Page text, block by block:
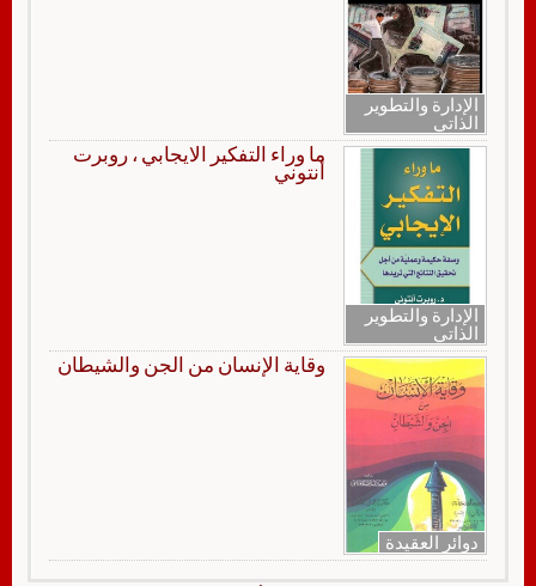
الإدارة والتطوير
الذاتي
الإدارة والتطوير
الذاتي
ما وراء التفكير الايجابي ، روبرت
أنتوني
دوائر العقيدة
وقاية الإنسان من الجن والشيطان